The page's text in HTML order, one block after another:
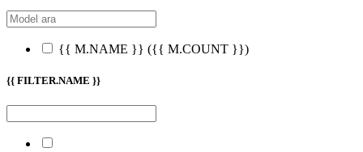
{{ M.NAME }} ({{ M.COUNT }})
{{ FILTER.NAME }}